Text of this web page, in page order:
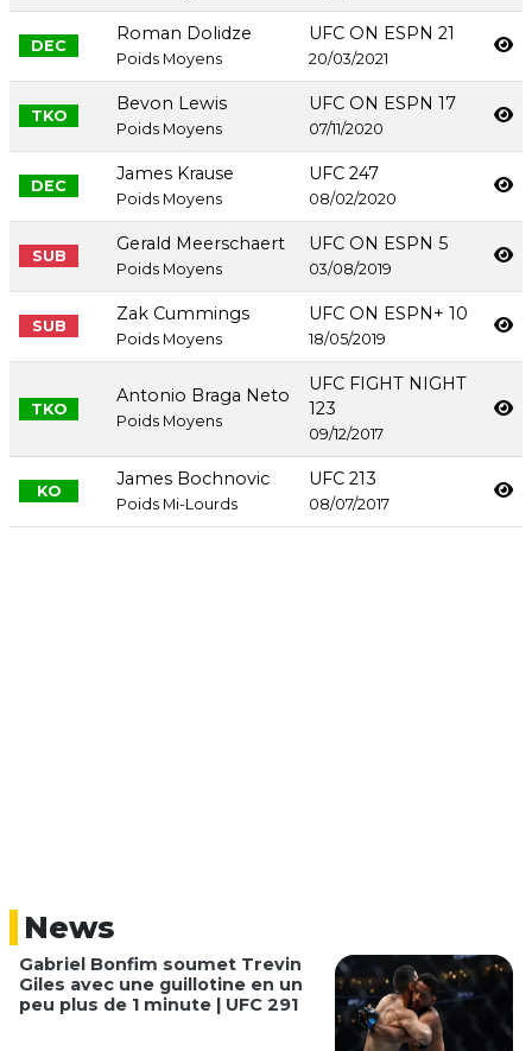
DEC
Roman Dolidze
Poids Moyens
UFC ON ESPN 21
20/03/2021
TKO
Bevon Lewis
Poids Moyens
UFC ON ESPN 17
07/11/2020
DEC
James Krause
Poids Moyens
UFC 247
08/02/2020
SUB
Gerald Meerschaert
Poids Moyens
UFC ON ESPN 5
03/08/2019
SUB
Zak Cummings
Poids Moyens
UFC ON ESPN+ 10
18/05/2019
TKO
Antonio Braga Neto
Poids Moyens
UFC FIGHT NIGHT
123
09/12/2017
KO
James Bochnovic
Poids Mi-Lourds
UFC 213
08/07/2017
News
Gabriel Bonfim soumet Trevin
Giles avec une guillotine en un
peu plus de 1 minute | UFC 291